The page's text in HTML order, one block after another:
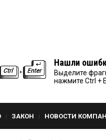
Нашли
Выделите
нажмите Ctrl +
ЗАКОН НОВОСТИ